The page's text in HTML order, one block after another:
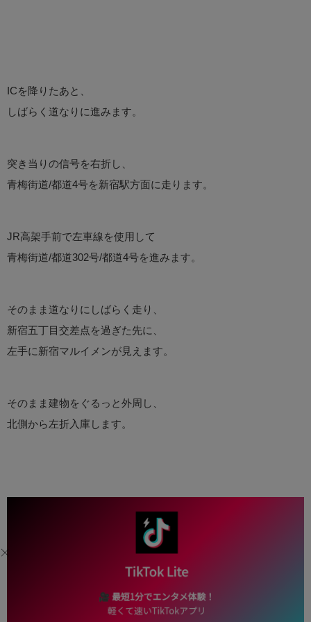
ICを降りたあと、
しばらく道なりに進みます。
突き当りの信号を右折し、
青梅街道/都道4号を新宿駅方面に走ります。
JR高架手前で左車線を使用して
青梅街道/都道302号/都道4号を進みます。
そのまま道なりにしばらく走り、
新宿五丁目交差点を過ぎた先に、
左手に新宿マルイメンが見えます。
そのまま建物をぐるっと外周し、
北側から左折入庫します。